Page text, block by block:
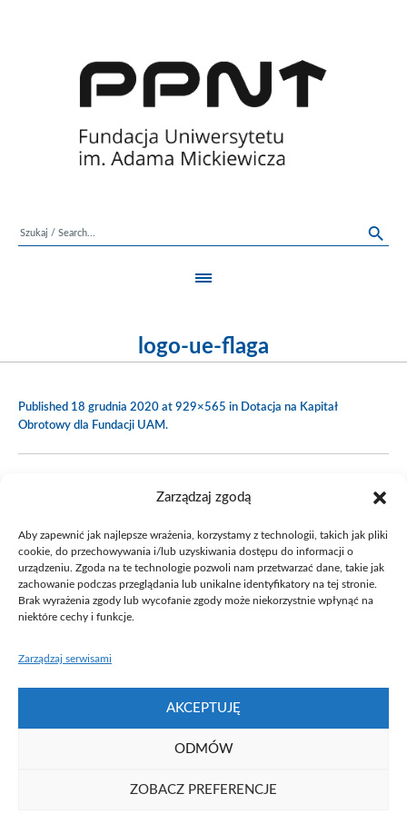
Zarządzaj zgodą
Aby zapewnić jak najlepsze wrażenia, korzystamy z technologii, takich jak pliki
cookie, do przechowywania i/lub uzyskiwania dostępu do informacji o
urządzeniu. Zgoda na te technologie pozwoli nam przetwarzać dane, takie jak
zachowanie podczas przeglądania lub unikalne identyfikatory na tej stronie.
Brak wyrażenia zgody lub wycofanie zgody może niekorzystnie wpłynąć na
niektóre cechy i funkcje.
Zarządzaj serwisami
AKCEPTUJĘ
ODMÓW
ZOBACZ PREFERENCJE
logo-ue-flaga
Published 18 grudnia 2020 at 929×565 in Dotacja na Kapitał
Obrotowy dla Fundacji UAM.